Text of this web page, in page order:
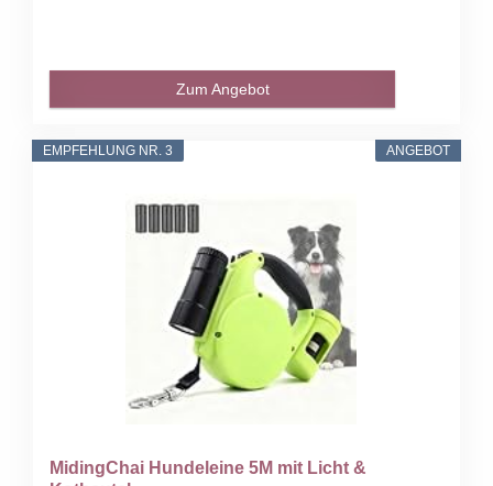
Zum Angebot
ANGEBOT
EMPFEHLUNG NR. 3
MidingChai Hundeleine 5M mit Licht &